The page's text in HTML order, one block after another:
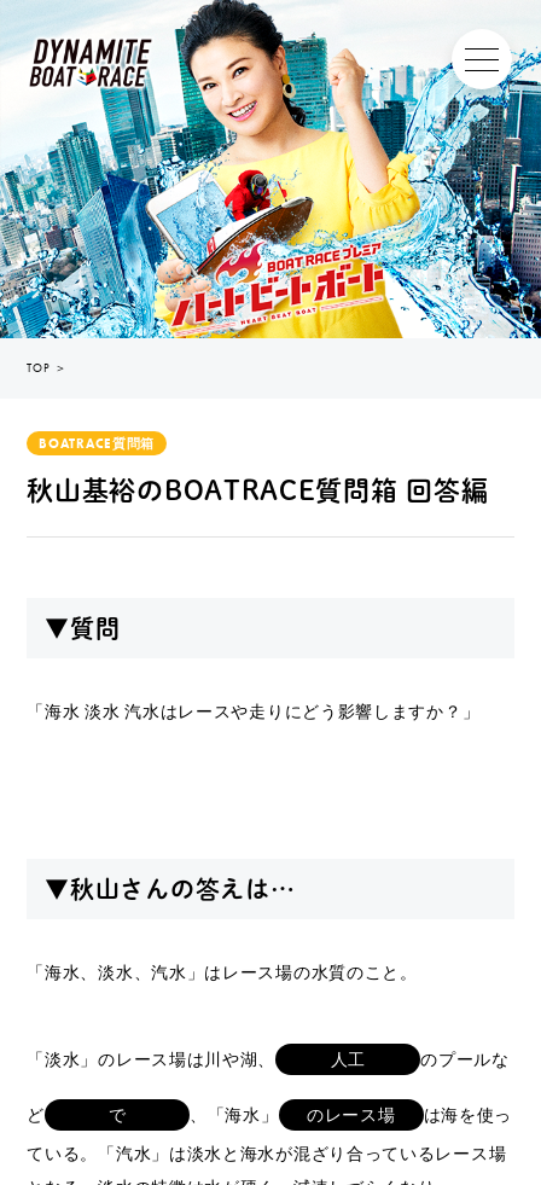
TOP ＞
BOATRACE質問箱
秋山基裕のBOATRACE質問箱 回答編
▼質問
「海水 淡水 汽水はレースや走りにどう影響しますか？」
▼秋山さんの答えは…
「海水、淡水、汽水」はレース場の水質のこと。
「淡水」のレース場は川や湖、 人工 のプールな
ど で 、「海水」 のレース場
は海を使っ
ている。「汽水」は淡水と海水が混ざり合っているレース場